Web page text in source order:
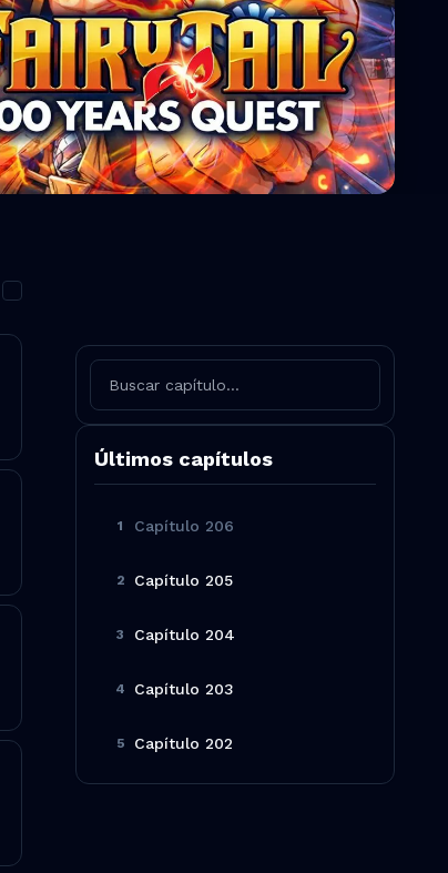
Últimos capítulos
1 Capítulo 206
2 Capítulo 205
3 Capítulo 204
4 Capítulo 203
5 Capítulo 202